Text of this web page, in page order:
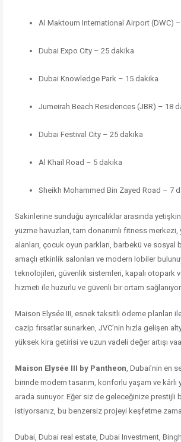
Al Maktoum International Airport (DWC)
Dubai Expo City – 25 dakika
Dubai Knowledge Park – 15 dakika
Jumeirah Beach Residences (JBR) – 18
Dubai Festival City – 25 dakika
Al Khail Road – 5 dakika
Sheikh Mohammed Bin Zayed Road – 7
Sakinlerine sunduğu ayrıcalıklar arasında
yüzme havuzları, tam donanımlı fitness
alanları, çocuk oyun parkları, barbekü ve sosyal
amaçlı etkinlik salonları ve modern lobiler
teknolojileri, güvenlik sistemleri, kapalı otopark
hizmeti ile huzurlu ve güvenli bir ortam sağlanıyor.
Maison Elysée III, esnek taksitli ödeme planları ile
cazip fırsatlar sunarken, JVC’nin hızla gelişen
yüksek kira getirisi ve uzun vadeli değer artışı
Maison Elysée III by Pantheon , Dubai’nin en
birinde modern tasarım, konforlu yaşam ve kârlı
arada sunuyor. Eğer siz de geleceğinize prestijli
istiyorsanız, bu benzersiz projeyi keşfetme
Dubai, Dubai real estate, Dubai Investment,